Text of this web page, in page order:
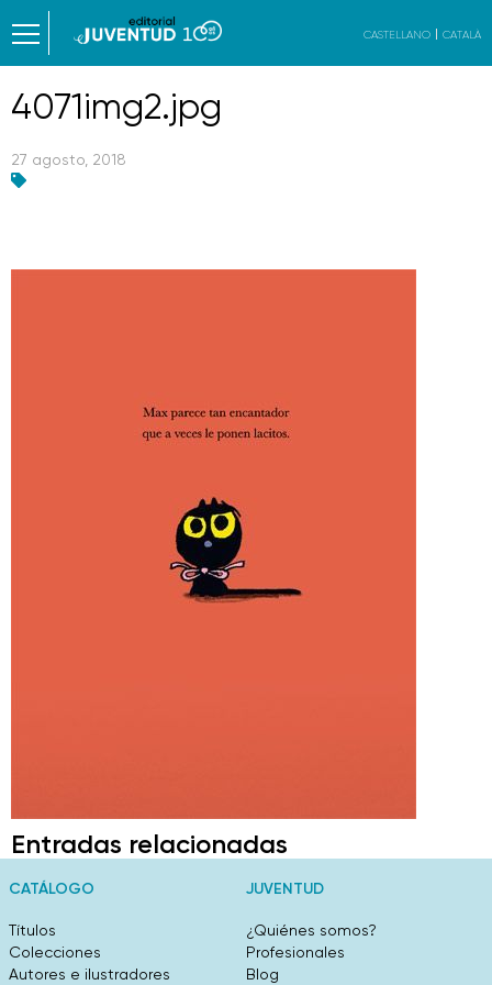
CASTELLANO CATALÀ
4071img2.jpg
27 agosto, 2018
Entradas relacionadas
CATÁLOGO
Títulos
Colecciones
Autores e ilustradores
JUVENTUD
¿Quiénes somos?
Profesionales
Blog